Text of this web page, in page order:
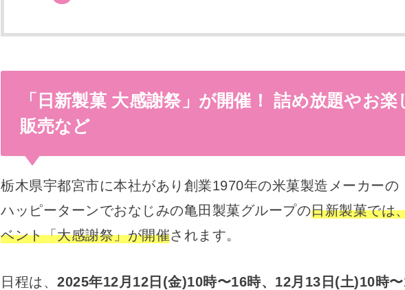
「日新製菓 大感謝祭」が開催！ 詰め放題やお
販売など
栃木県宇都宮市に本社があり創業1970年の米菓製造メーカーの
ハッピーターンでおなじみの亀田製菓グループの日新製菓では
ベント「大感謝祭」が開催されます。
日程は、 2025年12月12日(金)10時〜16時、12月13日(土)10時